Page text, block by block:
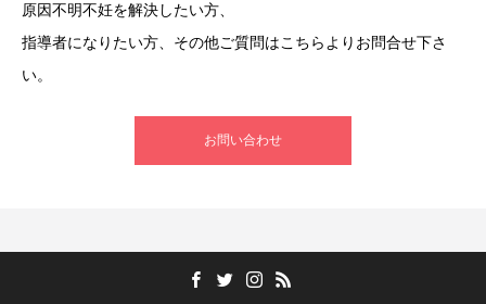
原因不明不妊を解決したい方、
指導者になりたい方、その他ご質問はこちらよりお問合せ下さ
い。
お問い合わせ